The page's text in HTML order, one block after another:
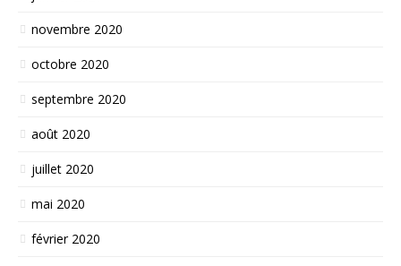
novembre 2020
octobre 2020
septembre 2020
août 2020
juillet 2020
mai 2020
février 2020